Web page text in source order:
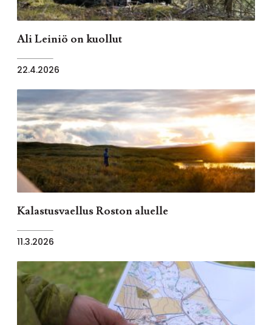
Ali Leiniö on kuollut
22.4.2026
Kalastusvaellus Roston aluelle
11.3.2026